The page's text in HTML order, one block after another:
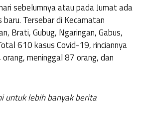
sebelumnya atau pada Jumat ada
Tersebar di Kecamatan
Brati, Gubug, Ngaringan, Gabus,
610 kasus Covid-19, rinciannya
meninggal 87 orang, dan
untuk lebih banyak berita